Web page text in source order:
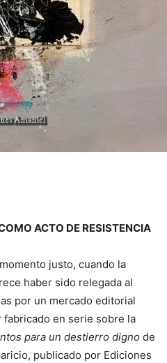
ACTO DE RESISTENCIA
justo, cuando la
haber sido relegada al
por un mercado editorial
en serie sobre la
para un destierro digno de
publicado por Ediciones